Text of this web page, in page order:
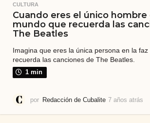
CULTURA
Cuando eres el único hombre
mundo que recuerda las
The Beatles
Imagina que eres la única persona en la
recuerda las canciones de The Beatles.
1 min
por Redacción de Cubalite 7 años atrás